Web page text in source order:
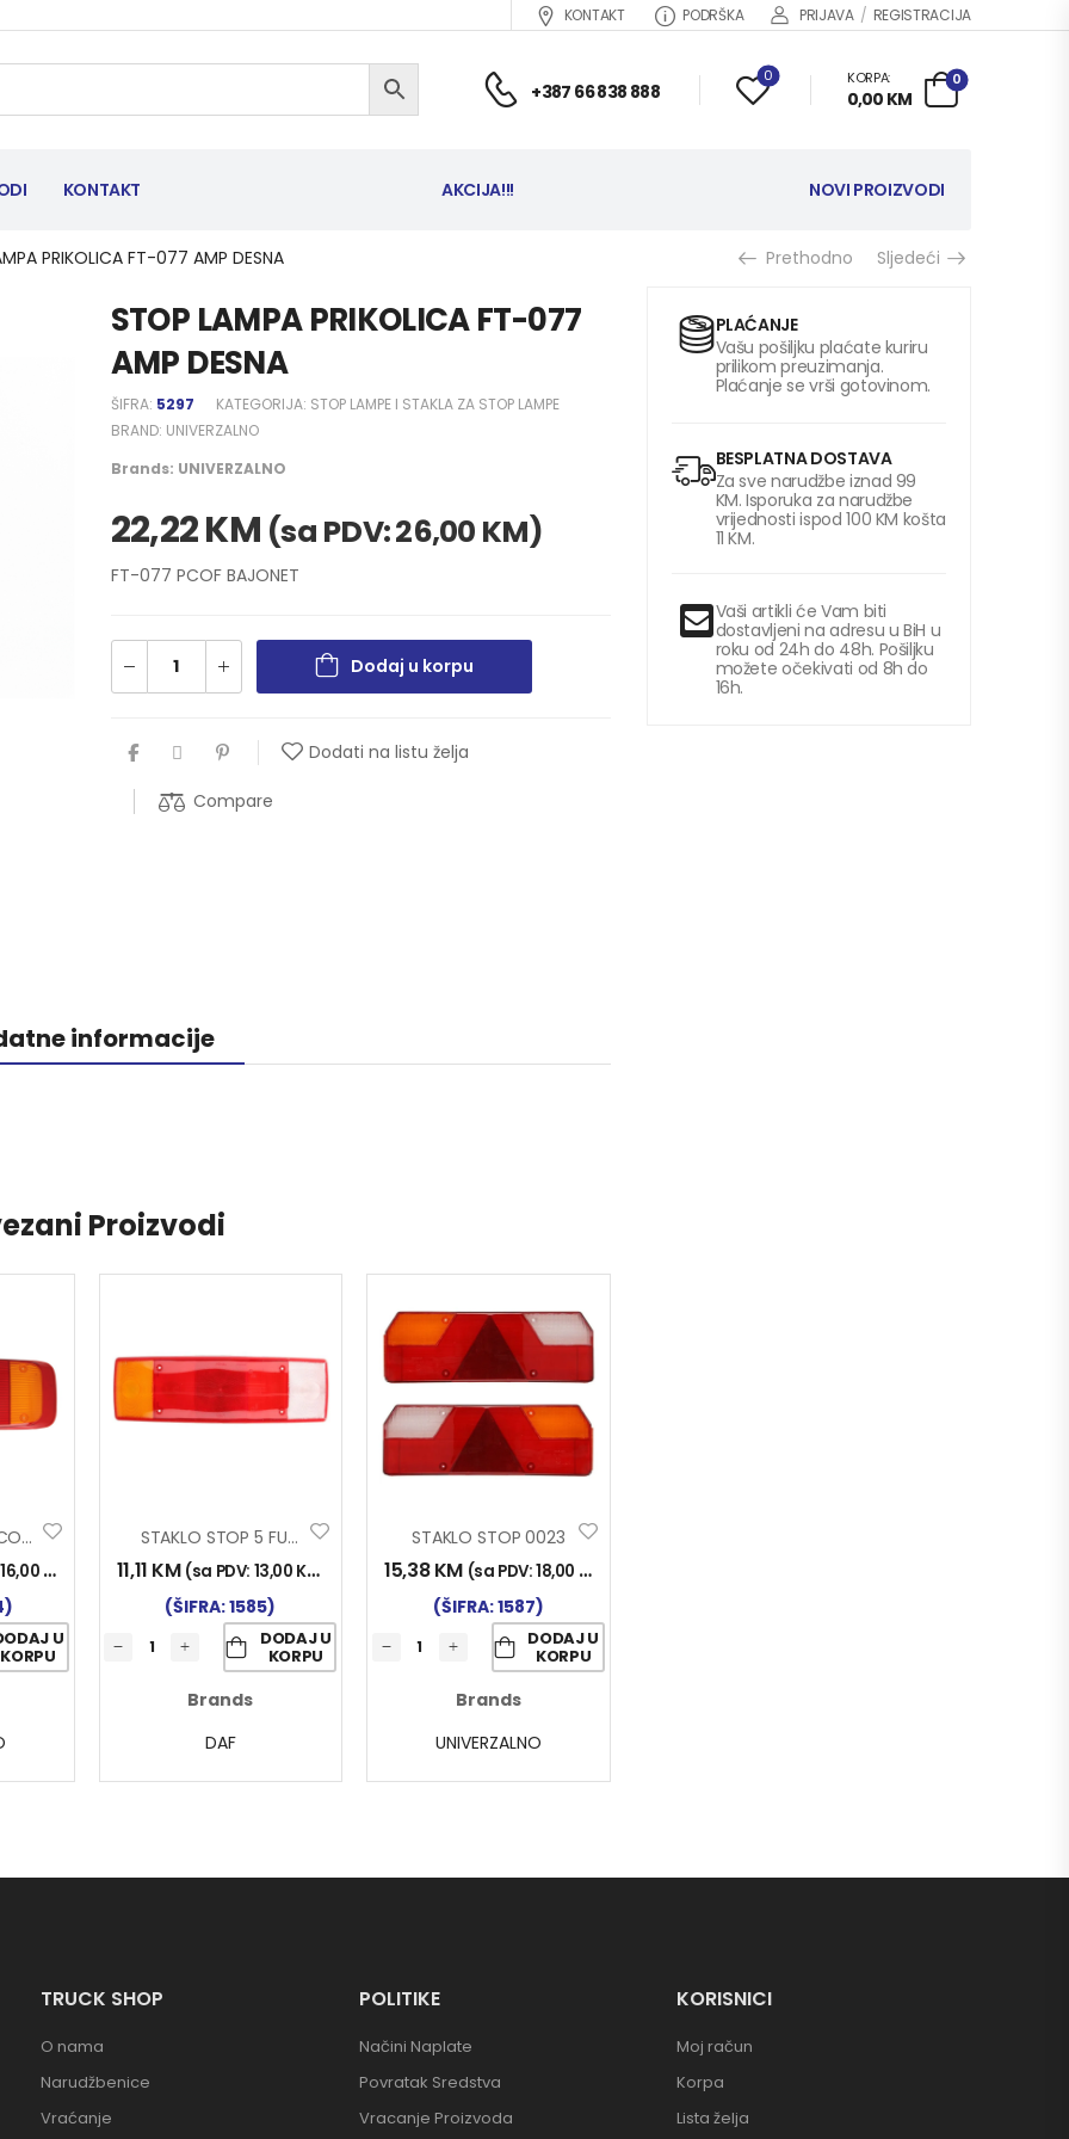
KONTAKT PODRŠKA PRIJAVA / REGISTRACIJA
+387 66 838 888
0 KORPA:
0,00 KM
0
KONTAKT AKCIJA!!! NOVI PROIZVODI
PRIKOLICA FT-077 AMP DESNA Prethodno Sljedeći
STOP LAMPA PRIKOLICA FT-077
AMP DESNA
ŠIFRA: 5297 KATEGORIJA: STOP LAMPE I STAKLA ZA STOP LAMPE
BRAND: UNIVERZALNO
Brands: UNIVERZALNO
22,22KM (sa PDV:26,00 KM)
FT-077 PCOF BAJONET
Dodaj u korpu
Dodati na listu želja
Compare
informacije
Proizvodi
STAKLO STOP ECOSTAR I D
16,00 KM
U
KORPU
STAKLO STOP 5 FUNK DAF
11,11 KM (sa PDV: 13,00 KM
(ŠIFRA: 1585)
DODAJ U
KORPU
Brands
DAF
STAKLO STOP 0023
15,38KM (sa PDV:18,00 KM
(ŠIFRA: 1587)
DODAJ U
KORPU
Brands
UNIVERZALNO
PLAĆANJE
Vašu pošiljku plaćate kuriru
prilikom preuzimanja.
Plaćanje se vrši gotovinom.
BESPLATNA DOSTAVA
Za sve narudžbe iznad 99
KM. Isporuka za narudžbe
vrijednosti ispod 100 KM košta
11 KM.
Vaši artikli će Vam biti
dostavljeni na adresu u BiH u
roku od 24h do 48h. Pošiljku
možete očekivati od 8h do
16h.
TRUCK SHOP
O nama
Narudžbenice
Vraćanje
POLITIKE
Načini Naplate
Povratak Sredstva
Vracanje Proizvoda
KORISNICI
Moj račun
Korpa
Lista želja